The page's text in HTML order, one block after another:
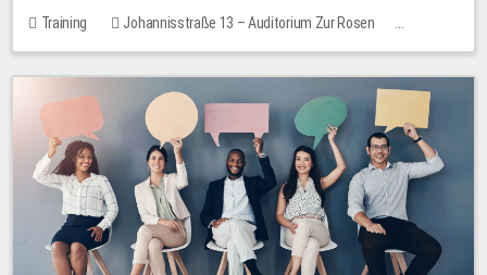
Training
Johannisstraße 13 – Auditorium Zur Rosen
No free places